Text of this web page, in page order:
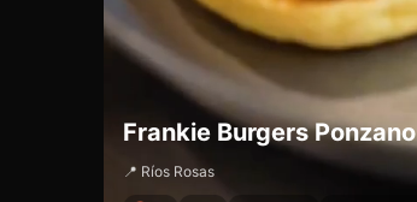
Frankie Burgers Ponzano
📍 Ríos Rosas